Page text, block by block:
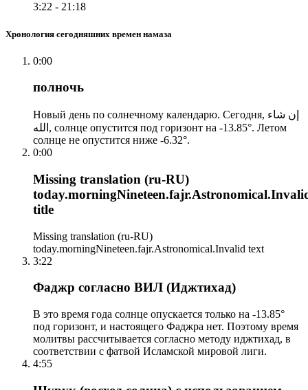
3:22 - 21:18
Хронология сегодняшних времен намаза
0:00
полночь
Новый день по солнечному календарю. Сегодня, إن شاء
الله, солнце опустится под горизонт на -13.85°. Летом
солнце не опустится ниже -6.32°.
0:00
Missing translation (ru-RU)
title
Missing translation (ru-RU)
today.morningNineteen.fajr.Astronomical.Invalid text
3:22
Фаджр согласно ВИЛ (Иджтихад)
В это время года солнце опускается только на -13.85°
под горизонт, и настоящего Фаджра нет. Поэтому время
молитвы рассчитывается согласно методу иджтихад, в
соответствии с фатвой Исламской мировой лиги.
4:55